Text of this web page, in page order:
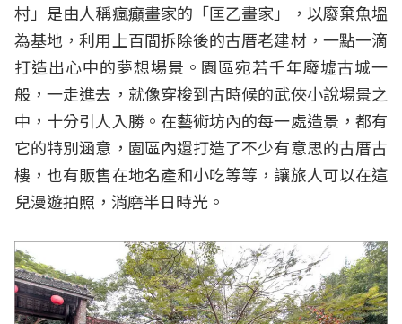
村」是由人稱瘋癲畫家的「匡乙畫家」，以廢棄魚塭
為基地，利用上百間拆除後的古厝老建材，一點一滴
打造出心中的夢想場景。園區宛若千年廢墟古城一
般，一走進去，就像穿梭到古時候的武俠小說場景之
中，十分引人入勝。在藝術坊內的每一處造景，都有
它的特別涵意，園區內還打造了不少有意思的古厝古
樓，也有販售在地名產和小吃等等，讓旅人可以在這
兒漫遊拍照，消磨半日時光。